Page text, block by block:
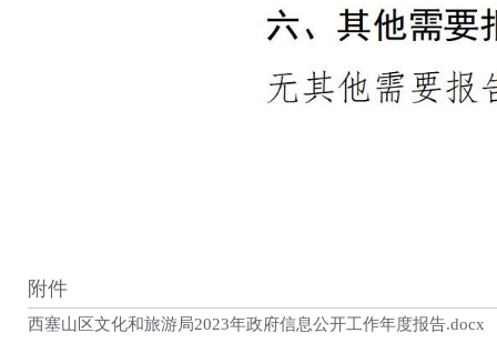
附件
西塞山区文化和旅游局2023年政府信息公开工作年度报告.docx